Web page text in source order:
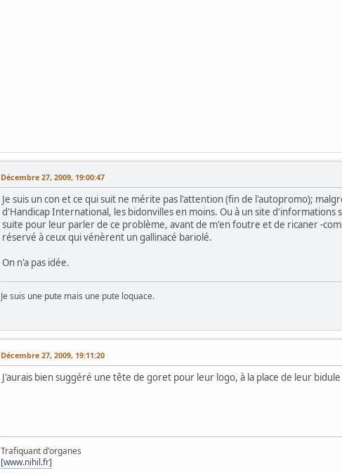
Décembre 27, 2009, 19:00:47
Je suis un con et ce qui suit ne mérite pas l'attention (fin de l'autopromo);
d'Handicap International, les bidonvilles en moins. Ou à un site d'informations
suite pour leur parler de ce problème, avant de m'en foutre et de ricaner -
réservé à ceux qui vénèrent un gallinacé bariolé.
On n'a pas idée.
Je suis une pute mais une pute loquace.
Décembre 27, 2009, 19:11:20
J'aurais bien suggéré une tête de goret pour leur logo, à la place de leur
Trafiquant d'organes
[www.nihil.fr]